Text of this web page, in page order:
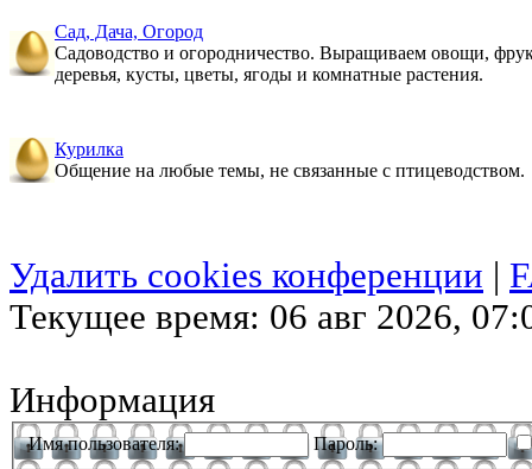
Сад, Дача, Огород
Садоводство и огородничество. Выращиваем овощи,
деревья, кусты, цветы, ягоды и комнатные растения.
Курилка
Общение на любые темы, не связанные с птицеводством.
Удалить cookies конференции
Текущее время: 06 авг 2026,
Информация
Имя пользователя: Пароль: